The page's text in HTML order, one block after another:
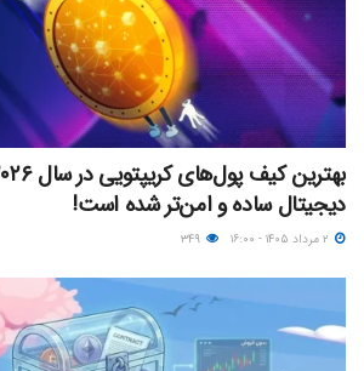
دیجیتال ساده و امن‌تر شده است!